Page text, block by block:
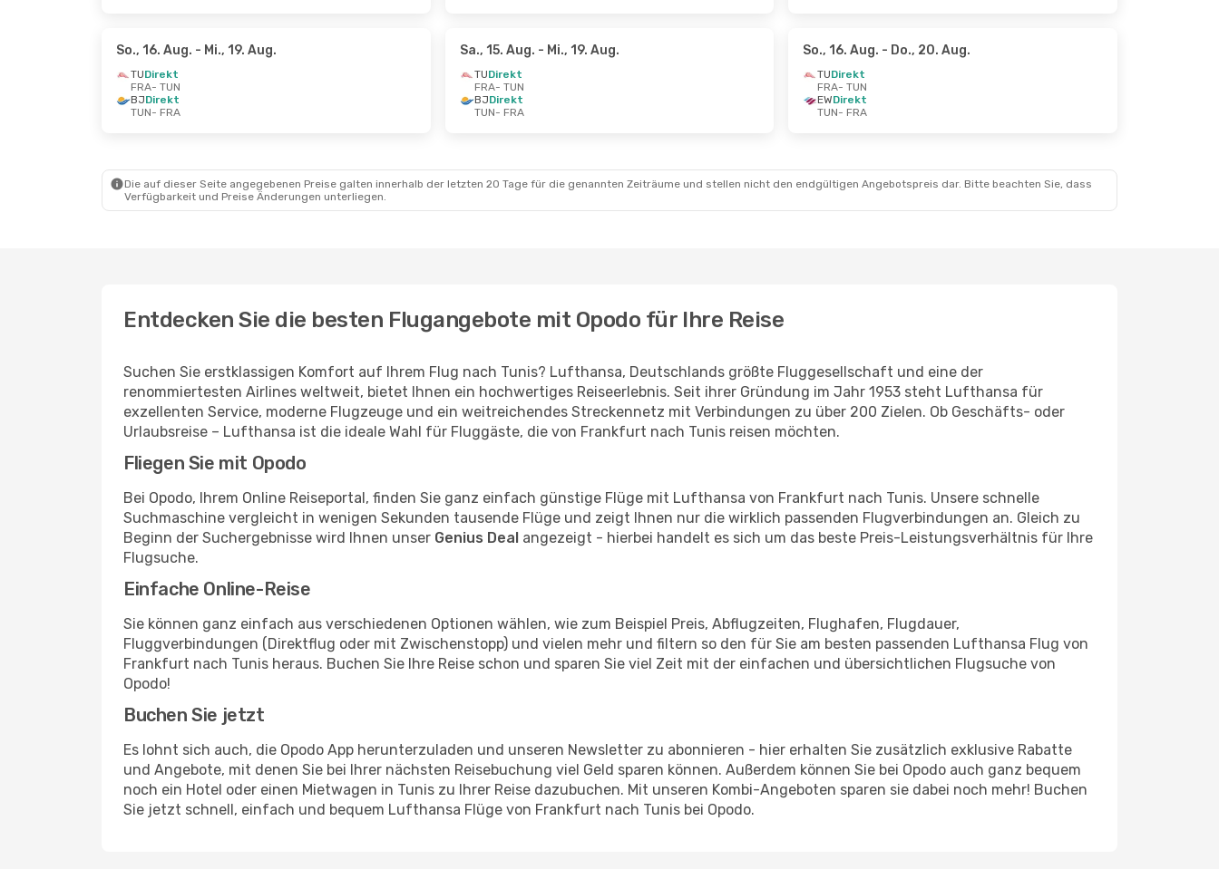
So., 16. Aug. - Mi., 19. Aug.
TUDirekt
FRA- TUN
BJDirekt
TUN- FRA
Sa., 15. Aug. - Mi., 19. Aug.
TUDirekt
FRA- TUN
BJDirekt
TUN- FRA
So., 16. Aug. - Do., 20. Aug.
TUDirekt
FRA- TUN
EWDirekt
TUN- FRA
Die auf dieser Seite angegebenen Preise galten innerhalb der letzten 20 Tage für die genannten Zeiträume und stellen nicht den endgültigen Angebotspreis dar. Bitte beachten Sie, dass
Verfügbarkeit und Preise Änderungen unterliegen.
Entdecken Sie die besten Flugangebote mit Opodo für Ihre Reise
Suchen Sie erstklassigen Komfort auf Ihrem Flug nach Tunis? Lufthansa, Deutschlands größte Fluggesellschaft und eine der
renommiertesten Airlines weltweit, bietet Ihnen ein hochwertiges Reiseerlebnis. Seit ihrer Gründung im Jahr 1953 steht Lufthansa für
exzellenten Service, moderne Flugzeuge und ein weitreichendes Streckennetz mit Verbindungen zu über 200 Zielen. Ob Geschäfts- oder
Urlaubsreise – Lufthansa ist die ideale Wahl für Fluggäste, die von Frankfurt nach Tunis reisen möchten.
Fliegen Sie mit Opodo
Bei Opodo, Ihrem Online Reiseportal, finden Sie ganz einfach günstige Flüge mit Lufthansa von Frankfurt nach Tunis. Unsere schnelle
Suchmaschine vergleicht in wenigen Sekunden tausende Flüge und zeigt Ihnen nur die wirklich passenden Flugverbindungen an. Gleich zu
Beginn der Suchergebnisse wird Ihnen unser Genius Deal angezeigt - hierbei handelt es sich um das beste Preis-Leistungsverhältnis für Ihre
Flugsuche.
Einfache Online-Reise
Sie können ganz einfach aus verschiedenen Optionen wählen, wie zum Beispiel Preis, Abflugzeiten, Flughafen, Flugdauer,
Fluggverbindungen (Direktflug oder mit Zwischenstopp) und vielen mehr und filtern so den für Sie am besten passenden Lufthansa Flug von
Frankfurt nach Tunis heraus. Buchen Sie Ihre Reise schon und sparen Sie viel Zeit mit der einfachen und übersichtlichen Flugsuche von
Opodo!
Buchen Sie jetzt
Es lohnt sich auch, die Opodo App herunterzuladen und unseren Newsletter zu abonnieren - hier erhalten Sie zusätzlich exklusive Rabatte
und Angebote, mit denen Sie bei Ihrer nächsten Reisebuchung viel Geld sparen können. Außerdem können Sie bei Opodo auch ganz bequem
noch ein Hotel oder einen Mietwagen in Tunis zu Ihrer Reise dazubuchen. Mit unseren Kombi-Angeboten sparen sie dabei noch mehr! Buchen
Sie jetzt schnell, einfach und bequem Lufthansa Flüge von Frankfurt nach Tunis bei Opodo.